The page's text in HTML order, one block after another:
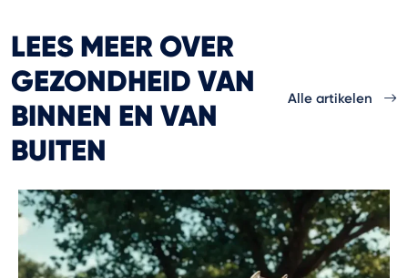
LEES MEER OVER
GEZONDHEID VAN
BINNEN EN VAN
BUITEN
Alle artikelen